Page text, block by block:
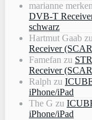
marianne
DVB-T
schwarz
Hartmut Gaab
Receiver
Famefan zu
Receiver
Ralph zu
iPhone/iPad
The G zu
iPhone/iPad